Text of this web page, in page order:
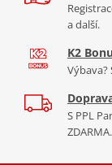
a další.
K2
Výbava?
S PPL
ZDARMA.